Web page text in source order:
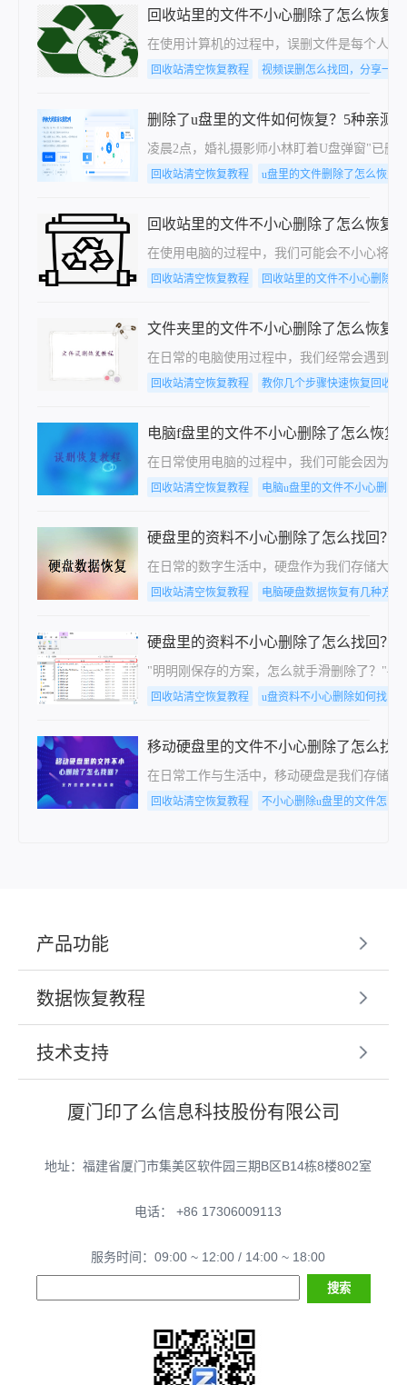
回收站里的文件不小心删除了怎么恢复
在使用计算机的过程中，误删文件是每个人
回收站清空恢复教程 视频误删怎么找回，分享一种
删除了u盘里的文件如何恢复？5种亲测
凌晨2点，婚礼摄影师小林盯着U盘弹窗"已
回收站清空恢复教程 u盘里的文件删除了怎么恢复
回收站里的文件不小心删除了怎么恢复
在使用电脑的过程中，我们可能会不小心将
回收站清空恢复教程 回收站里的文件不小心删除了
文件夹里的文件不小心删除了怎么恢复
在日常的电脑使用过程中，我们经常会遇到
回收站清空恢复教程 教你几个步骤快速恢复回收站
电脑f盘里的文件不小心删除了怎么恢复
在日常使用电脑的过程中，我们可能会因为
回收站清空恢复教程 电脑u盘里的文件不小心删除
硬盘里的资料不小心删除了怎么找回？
在日常的数字生活中，硬盘作为我们存储大
回收站清空恢复教程 电脑硬盘数据恢复有几种方法
硬盘里的资料不小心删除了怎么找回？
"明明刚保存的方案，怎么就手滑删除了？
回收站清空恢复教程 u盘资料不小心删除如何找回
移动硬盘里的文件不小心删除了怎么找
在日常工作与生活中，移动硬盘是我们存储
回收站清空恢复教程 不小心删除u盘里的文件怎么
产品功能
数据恢复教程
技术支持
厦门印了么信息科技股份有限公司
地址：福建省厦门市集美区软件园三期B区B14栋8楼802室
电话： +86 17306009113
服务时间：09:00 ~ 12:00 / 14:00 ~ 18:00